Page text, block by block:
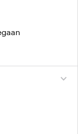
expand_more